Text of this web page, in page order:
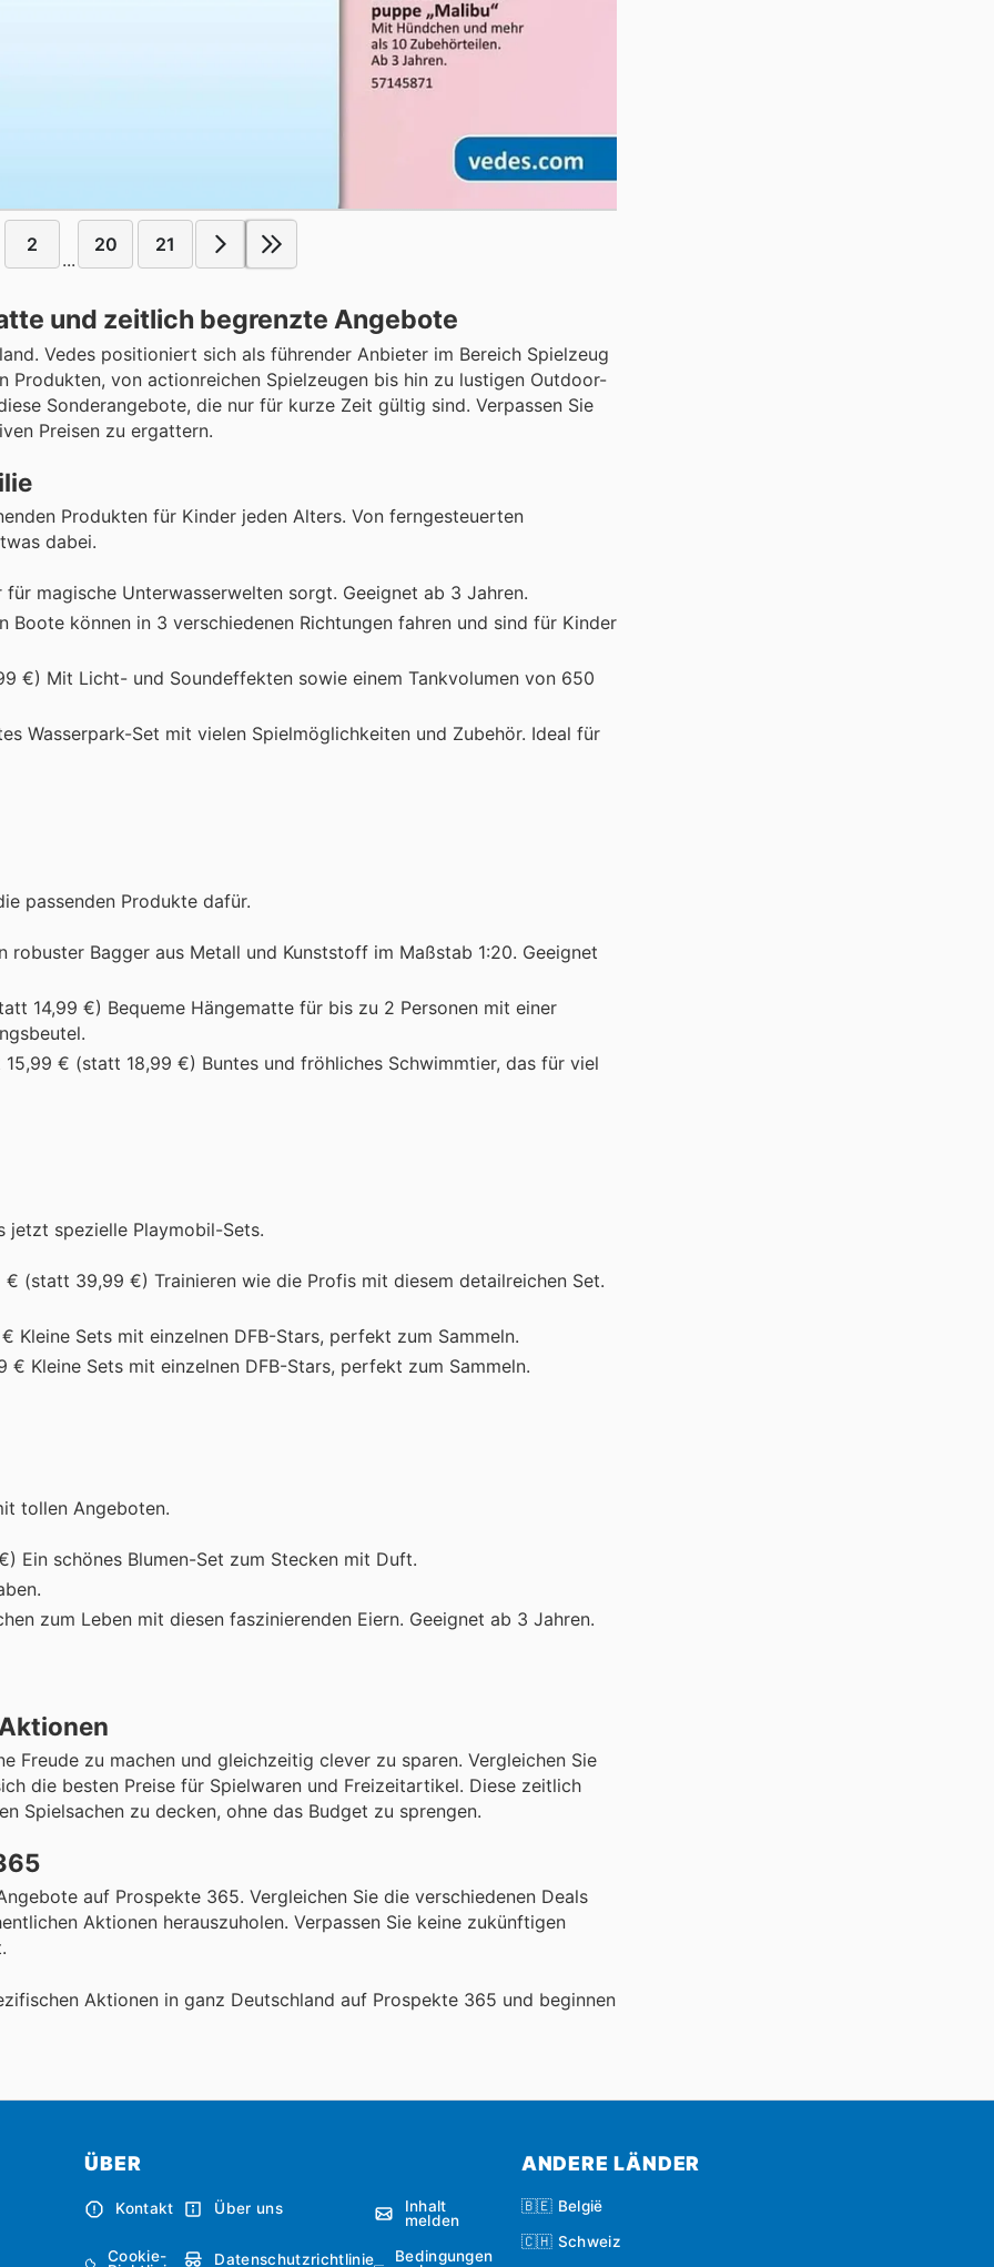
2
...
20 21
und zeitlich begrenzte Angebote
Vedes positioniert sich als führender Anbieter im Bereich Spielzeug
von actionreichen Spielzeugen bis hin zu lustigen Outdoor-
Sonderangebote, die nur für kurze Zeit gültig sind. Verpassen Sie
Preisen zu ergattern.
Produkten für Kinder jeden Alters. Von ferngesteuerten
dabei.
magische Unterwasserwelten sorgt. Geeignet ab 3 Jahren.
können in 3 verschiedenen Richtungen fahren und sind für Kinder
€) Mit Licht- und Soundeffekten sowie einem Tankvolumen von 650
Wasserpark-Set mit vielen Spielmöglichkeiten und Zubehör. Ideal für
passenden Produkte dafür.
Bagger aus Metall und Kunststoff im Maßstab 1:20. Geeignet
14,99 €) Bequeme Hängematte für bis zu 2 Personen mit einer
€ (statt 18,99 €) Buntes und fröhliches Schwimmtier, das für viel
jetzt spezielle Playmobil-Sets.
(statt 39,99 €) Trainieren wie die Profis mit diesem detailreichen Set.
Kleine Sets mit einzelnen DFB-Stars, perfekt zum Sammeln.
€ Kleine Sets mit einzelnen DFB-Stars, perfekt zum Sammeln.
tollen Angeboten.
Ein schönes Blumen-Set zum Stecken mit Duft.
zum Leben mit diesen faszinierenden Eiern. Geeignet ab 3 Jahren.
Freude zu machen und gleichzeitig clever zu sparen. Vergleichen Sie
die besten Preise für Spielwaren und Freizeitartikel. Diese zeitlich
Spielsachen zu decken, ohne das Budget zu sprengen.
auf Prospekte 365. Vergleichen Sie die verschiedenen Deals
Aktionen herauszuholen. Verpassen Sie keine zukünftigen
Aktionen in ganz Deutschland auf Prospekte 365 und beginnen
ÜBER
Kontakt Über uns
Inhalt
melden
Cookie-
Datenschutzrichtlinie
Bedingungen
ANDERE LÄNDER
🇧🇪 België
🇨🇭 Schweiz